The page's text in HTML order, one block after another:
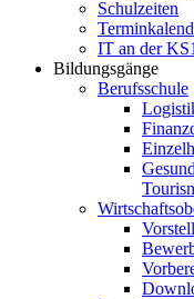
Schulzeiten
IT an der KS1
Bildungsgänge
Berufsschule